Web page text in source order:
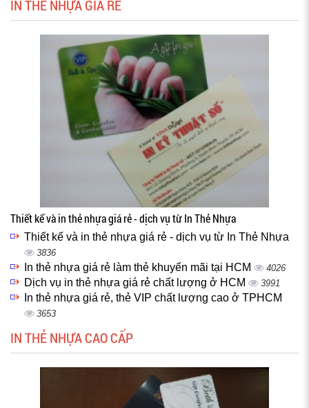
IN THẺ NHỰA GIÁ RẺ
Thiết kế và in thẻ nhựa giá rẻ - dịch vụ từ In Thẻ Nhựa
Thiết kế và in thẻ nhựa giá rẻ - dịch vụ từ In Thẻ Nhựa
3836
In thẻ nhựa giá rẻ làm thẻ khuyến mãi tại HCM 4026
Dịch vụ in thẻ nhựa giá rẻ chất lượng ở HCM 3991
In thẻ nhựa giá rẻ, thẻ VIP chất lượng cao ở TPHCM
3653
IN THẺ NHỰA CAO CẤP